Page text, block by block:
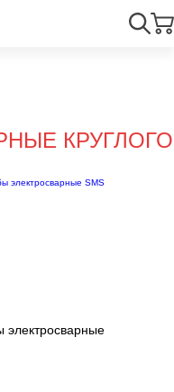
КРУГЛОГО
электросварные